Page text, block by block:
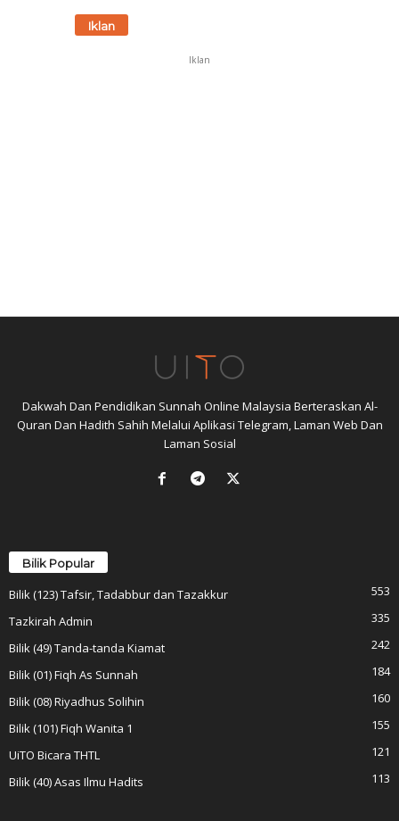
Iklan
Iklan
Dakwah Dan Pendidikan Sunnah Online Malaysia Berteraskan Al-
Quran Dan Hadith Sahih Melalui Aplikasi Telegram, Laman Web Dan
Laman Sosial
Bilik Popular
Bilik (123) Tafsir, Tadabbur dan Tazakkur
553
Tazkirah Admin
335
Bilik (49) Tanda-tanda Kiamat
242
Bilik (01) Fiqh As Sunnah
184
Bilik (08) Riyadhus Solihin
160
Bilik (101) Fiqh Wanita 1
155
UiTO Bicara THTL
121
Bilik (40) Asas Ilmu Hadits
113